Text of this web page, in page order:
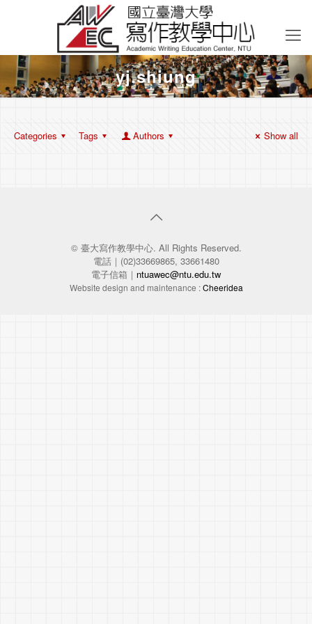
yj.shiung
Categories Tags Authors Show all
© 臺大寫作教學中心. All Rights Reserved.
電話｜(02)33669865, 33661480
電子信箱｜ ntuawec@ntu.edu.tw
Website design and maintenance :Cheeridea